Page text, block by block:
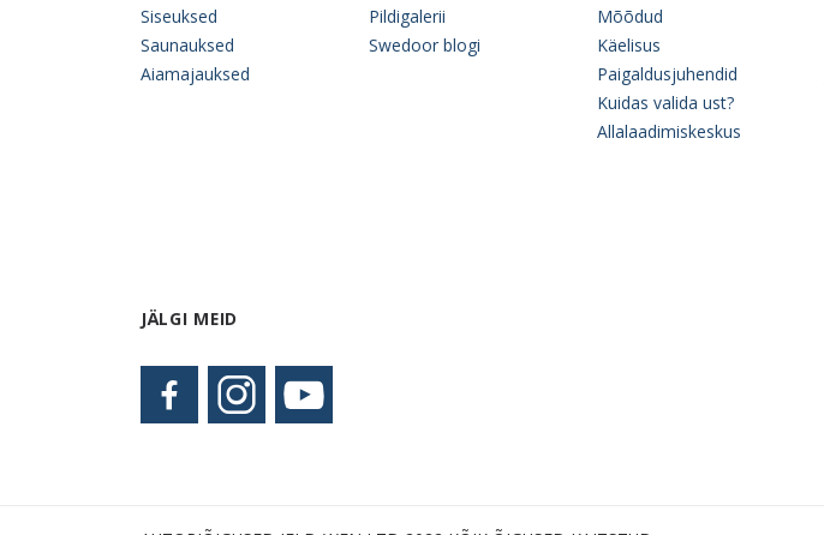
Siseuksed
Saunauksed
Aiamajauksed
Pildigalerii
Swedoor blogi
Mõõdud
Käelisus
Paigaldusjuhendid
Kuidas valida ust?
Allalaadimiskeskus
JÄLGI MEID